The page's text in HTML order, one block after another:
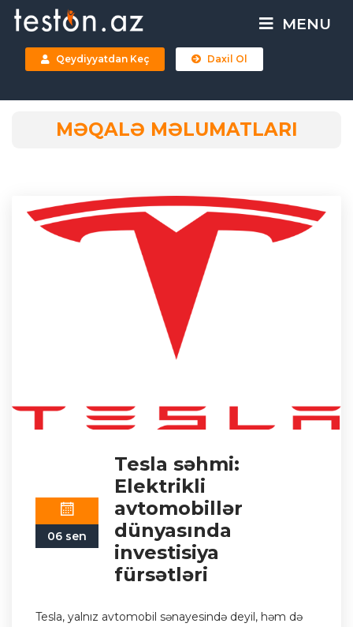
MENU
Qeydiyyatdan Keç Daxil Ol
MƏQALƏ MƏLUMATLARI
06 sen
Tesla səhmi:
Elektrikli
avtomobillər
dünyasında
investisiya
fürsətləri
Tesla, yalnız avtomobil sənayesində deyil, həm də